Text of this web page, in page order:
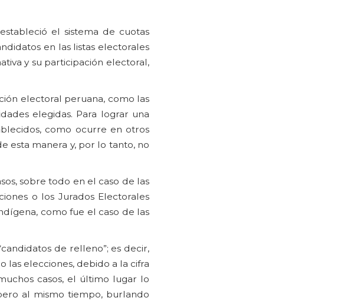
el sistema de cuotas
en las listas electorales
y su participación electoral,
electoral peruana, como las
elegidas. Para lograr una
como ocurre en otros
esta manera y, por lo tanto, no
sobre todo en el caso de las
o los Jurados Electorales
como fue el caso de las
de relleno”; es decir,
las elecciones, debido a la cifra
casos, el último lugar lo
al mismo tiempo, burlando